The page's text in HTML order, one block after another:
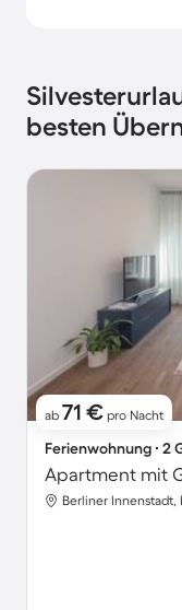
besten
ab 71 € pro Nacht
Ferienwohnung ∙ 2
Apartment mit
Berliner Innenstadt,